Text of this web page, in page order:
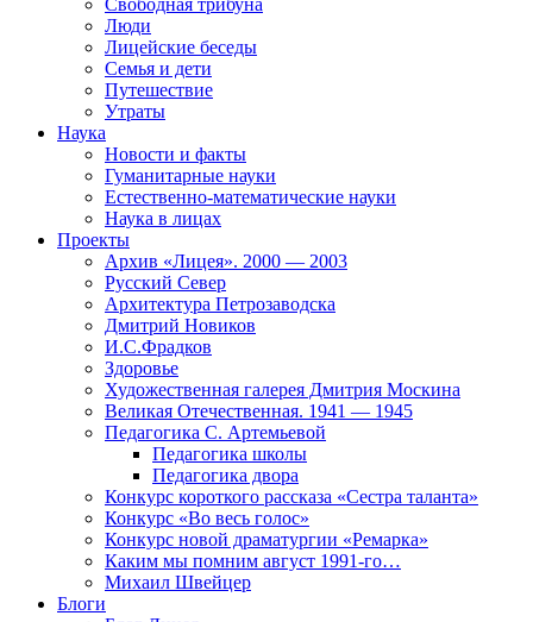
Свободная трибуна
Люди
Лицейские беседы
Семья и дети
Путешествие
Утраты
Наука
Новости и факты
Гуманитарные науки
Естественно-математические науки
Наука в лицах
Проекты
Архив «Лицея». 2000 — 2003
Русский Север
Архитектура Петрозаводска
Дмитрий Новиков
И.С.Фрадков
Здоровье
Художественная галерея Дмитрия Москина
Великая Отечественная. 1941 — 1945
Педагогика С. Артемьевой
Педагогика школы
Педагогика двора
Конкурс короткого рассказа «Сестра таланта»
Конкурс «Во весь голос»
Конкурс новой драматургии «Ремарка»
Каким мы помним август 1991-го…
Михаил Швейцер
Блоги